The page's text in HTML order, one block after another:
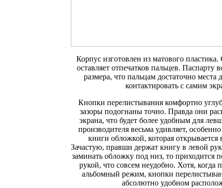
Корпус изготовлен из матового
оставляет отпечатков пальцев. Паспарту
размера, что пальцам достаточно места
контактировать с самим
Кнопки перелистывания комфортно
зазоры подогнаны точно. Правда они
экрана, что будет более удобным для
производителя весьма удивляет,
книги обложкой, которая открывается
Зачастую, правши держат книгу в левой
заминать обложку под низ, то приходится
рукой, что совсем неудобно. Хотя, когда
альбомный режим, кнопки
абсолютно удобном